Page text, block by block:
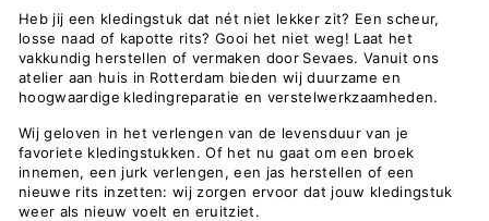
Heb jij een kledingstuk dat nét niet lekker zit? Een scheur,
losse naad of kapotte rits? Gooi het niet weg! Laat het
vakkundig herstellen of vermaken door Sevaes. Vanuit ons
atelier aan huis in Rotterdam bieden wij duurzame en
hoogwaardige kledingreparatie en verstelwerkzaamheden.
Wij geloven in het verlengen van de levensduur van je
favoriete kledingstukken. Of het nu gaat om een broek
innemen, een jurk verlengen, een jas herstellen of een
nieuwe rits inzetten: wij zorgen ervoor dat jouw kledingstuk
weer als nieuw voelt en eruitziet.